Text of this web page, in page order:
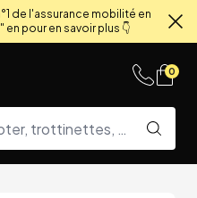
de l'assurance mobilité en
pour en savoir plus 👇
0